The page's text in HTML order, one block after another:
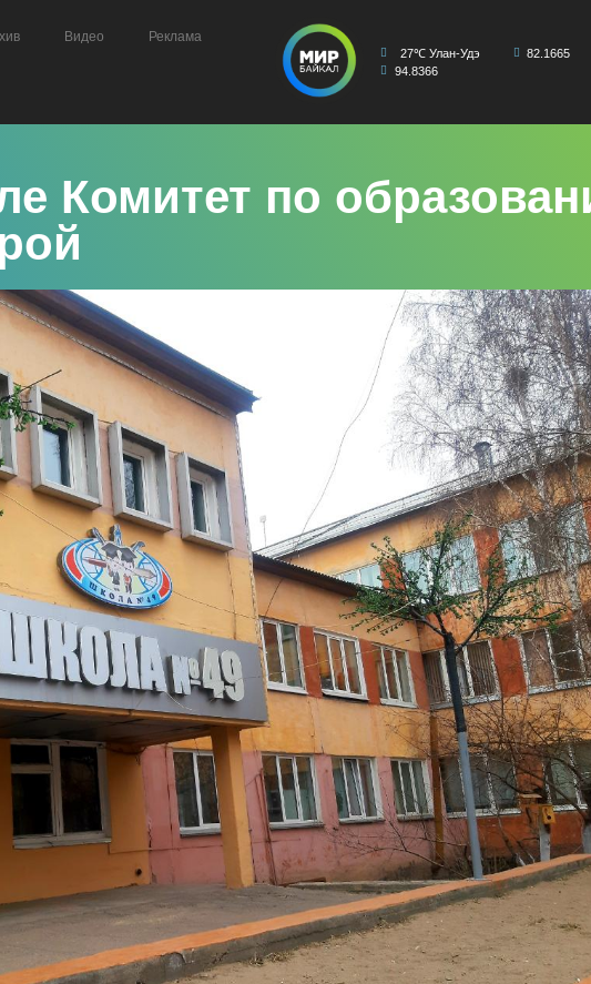
Видео Реклама
27℃ Улан-Удэ
82.1665
94.8366
Комитет по